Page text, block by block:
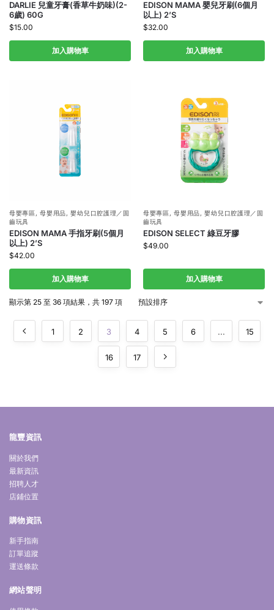
DARLIE 兒童牙膏(香草牛奶味)(2-
6歲) 60G
$15.00
加入購物車
EDISON MAMA 嬰兒牙刷(6個月
以上) 2’S
$32.00
加入購物車
母嬰專區,母嬰用品,嬰幼兒口腔護理／固
齒玩具
EDISON MAMA 手指牙刷(5個月
以上) 2’S
$42.00
加入購物車
母嬰專區,母嬰用品,嬰幼兒口腔護理／固
齒玩具
EDISON SELECT 綠豆牙膠
$49.00
加入購物車
顯示第 25 至 36 項結果，共 197 項
1 2 3 4 5 6 ... 15
16 17
龍豐資訊
關於我們
最新資訊
招聘人才
店鋪位置
購物資訊
新手指南
訂單追蹤
運送條款
網站聲明